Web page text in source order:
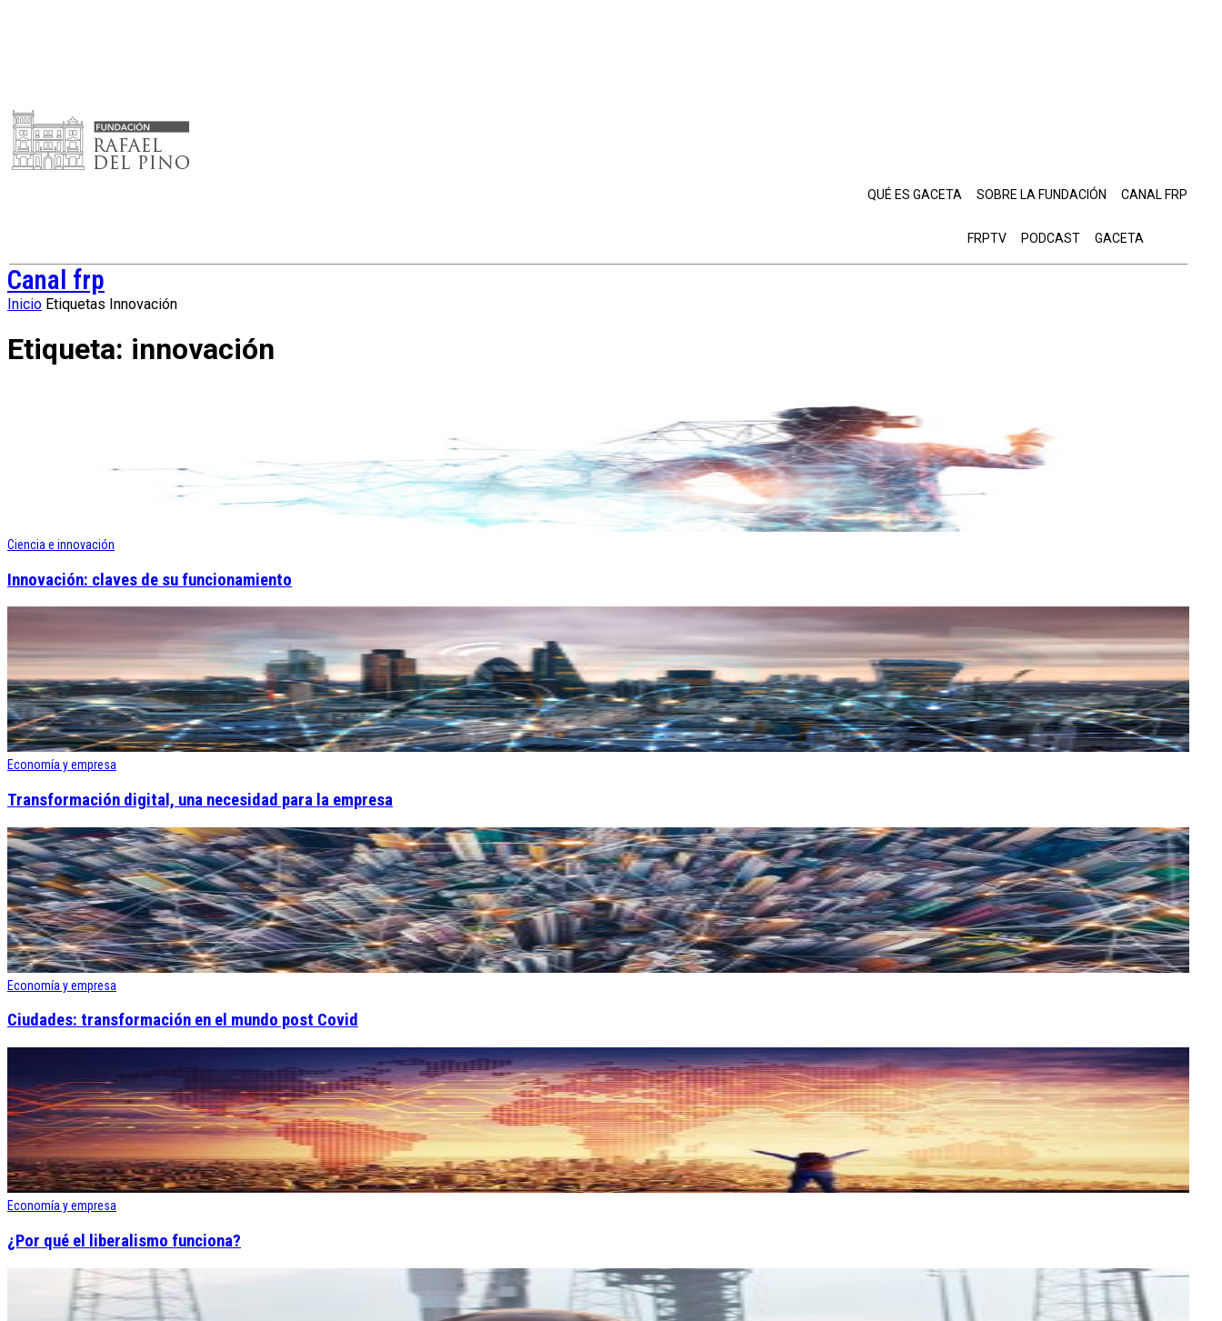
QUÉ ES GACETA SOBRE LA FUNDACIÓN CANAL FRP
FRPTV PODCAST GACETA
Canal frp
Inicio Etiquetas Innovación
Etiqueta: innovación
Ciencia e innovación
Innovación: claves de su funcionamiento
Economía y empresa
Transformación digital, una necesidad para la empresa
Economía y empresa
Ciudades: transformación en el mundo post Covid
Economía y empresa
¿Por qué el liberalismo funciona?